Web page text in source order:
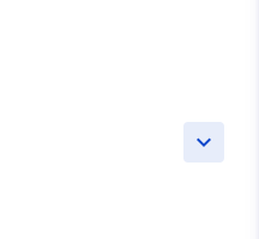
keyboard_arrow_down